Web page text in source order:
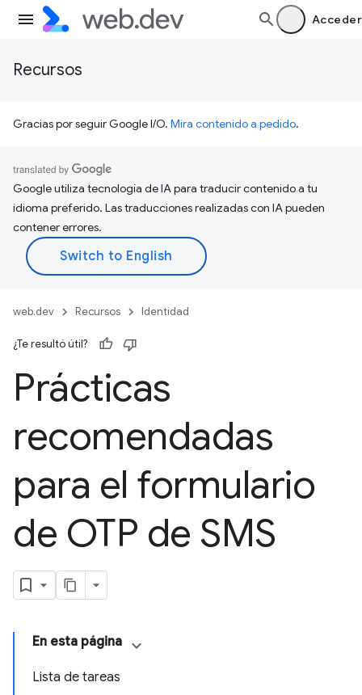
Acceder
Recursos
Gracias por seguir Google I/O. Mira contenido a pedido.
Google utiliza tecnología de IA para traducir contenido a tu
idioma preferido. Las traducciones realizadas con IA pueden
contener errores.
web.dev Recursos Identidad
¿Te resultó útil?
Prácticas
recomendadas
para el formulario
de OTP de SMS
En esta página
Lista de tareas